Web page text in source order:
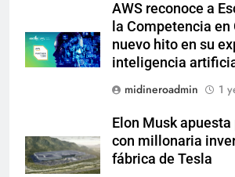
AWS reconoce a
la Competencia en
nuevo hito en su
inteligencia
midineroadmin
1
Elon Musk
con millonaria
fábrica de Tesla